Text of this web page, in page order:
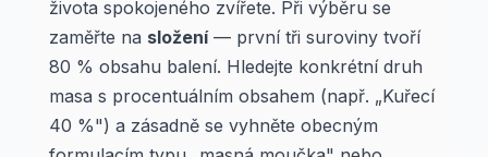
života spokojeného zvířete. Při výběru se
zaměřte na složení— první tři suroviny tvoří
80 % obsahu balení. Hledejte konkrétní druh
masa s procentuálním obsahem (např. „Kuřecí
40 %") a zásadně se vyhněte obecným